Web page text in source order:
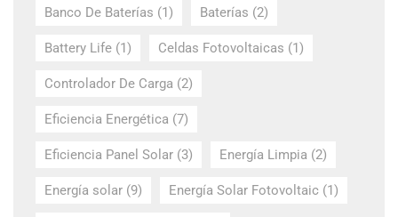
Banco De Baterías (1) Baterías (2)
Battery Life (1) Celdas Fotovoltaicas (1)
Controlador De Carga (2)
Eficiencia Energética (7)
Eficiencia Panel Solar (3) Energía Limpia (2)
Energía solar (9) Energía Solar Fotovoltaic (1)